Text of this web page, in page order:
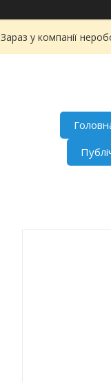
Зараз у компанії